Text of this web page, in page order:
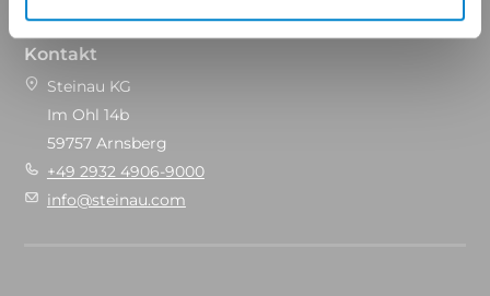
Kontakt
Steinau KG
Im Ohl 14b
59757 Arnsberg
+49 2932 4906-9000
info@steinau.com